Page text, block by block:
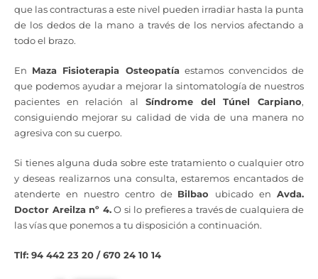
que las contracturas a este nivel pueden irradiar hasta la punta
de los dedos de la mano a través de los nervios afectando a
todo el brazo.
En Maza Fisioterapia Osteopatíaestamos convencidos de
que podemos ayudar a mejorar la sintomatología de nuestros
pacientes en relación al Síndrome del Túnel Carpiano,
consiguiendo mejorar su calidad de vida de una manera no
agresiva con su cuerpo.
Si tienes alguna duda sobre este tratamiento o cualquier otro
y deseas realizarnos una consulta, estaremos encantados de
atenderte en nuestro centro de Bilbao ubicado en Avda.
Doctor Areilza nº 4.O si lo prefieres a través de cualquiera de
las vías que ponemos a tu disposición a continuación.
Tlf: 94 442 23 20 / 670 24 10 14